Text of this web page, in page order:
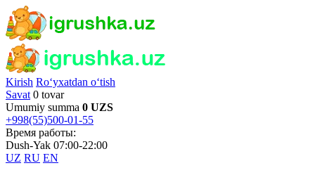
Kirish Ro‘yxatdan o‘tish
Savat 0 tovar
Umumiy summa 0 UZS
+998(55)500-01-55
Время работы:
Dush-Yak 07:00-22:00
UZ RU EN